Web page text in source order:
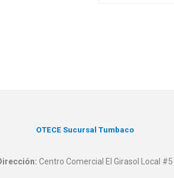
OTECE Sucursal Tumbaco
Centro Comercial El Girasol Local #5